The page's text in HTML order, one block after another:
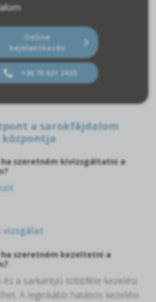
Online
bejelentkezés
+36 70 621 2433
a sarokfájdalom
központja
szeretném kivizsgáltatni a
vizsgálat
szeretném kezeltetni a
és a sarkantyú többféle kezelési
A leginkább hatásos kezelési